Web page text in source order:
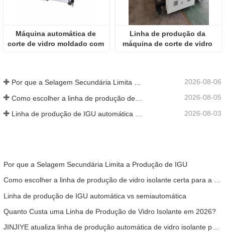
Máquina automática de
corte de vidro moldado com
Linha de produção da
máquina de corte de vidro
Por que a Selagem Secundária Limita a Produção de IGU
2026-08-06
2026-08-05
2026-08-03
Por que a Selagem Secundária Limita a Produção de IGU
Como escolher a linha de produção de vidro isolante certa para a sua fábrica
Linha de produção de IGU automática vs semiautomática
Quanto Custa uma Linha de Produção de Vidro Isolante em 2026?
JINJIYE atualiza linha de produção automática de vidro isolante para maior eficiência